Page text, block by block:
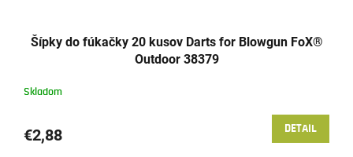
Šípky do fúkačky 20 kusov Darts for Blowgun FoX®
Outdoor 38379
Skladom
€2,88 DETAIL